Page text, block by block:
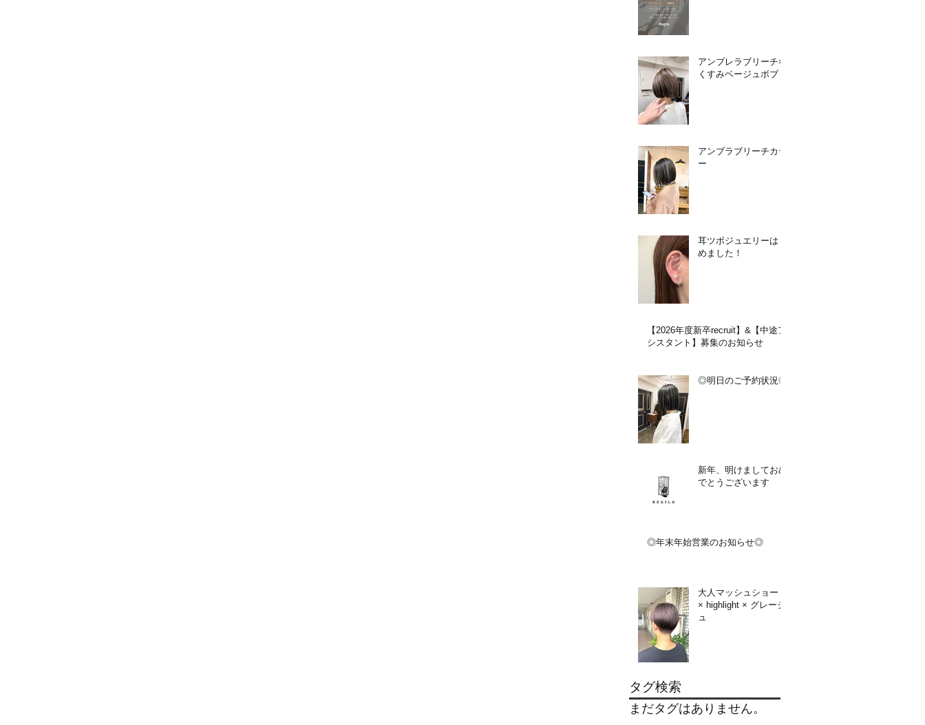
アンブレラブリーチ×
くすみベージュボブ
アンブラブリーチカラ
ー
耳ツボジュエリーはじ
めました！
【2026年度新卒recruit】&【中途ア
シスタント】募集のお知らせ
◎明日のご予約状況◎
新年、明けましておめ
でとうございます
◎年末年始営業のお知らせ◎
大人マッシュショート
× highlight × グレージ
ュ
タグ検索
まだタグはありません。